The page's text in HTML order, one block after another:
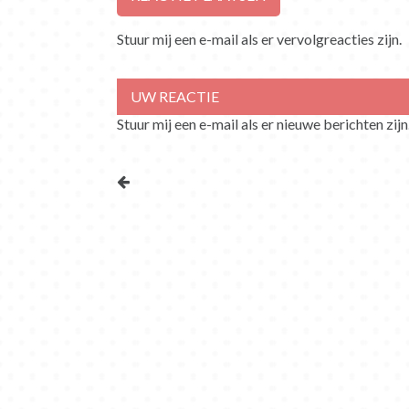
Stuur mij een e-mail als er vervolgreacties zijn.
Stuur mij een e-mail als er nieuwe berichten